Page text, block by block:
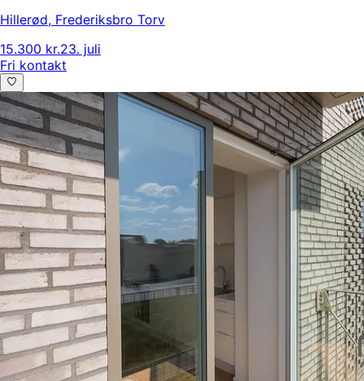
Hillerød, Frederiksbro Torv
15.300 kr.23. juli
Fri kontakt